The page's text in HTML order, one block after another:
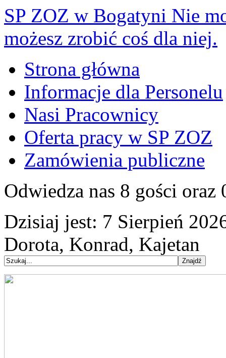
SP ZOZ w Bogatyni Nie
możesz zrobić coś dla niej.
Strona główna
Informacje dla Personelu
Nasi Pracownicy
Oferta pracy w SP ZOZ
Zamówienia publiczne
Odwiedza nas 8 gości
Dzisiaj jest: 7 Sierpień
Dorota, Konrad, Kajetan